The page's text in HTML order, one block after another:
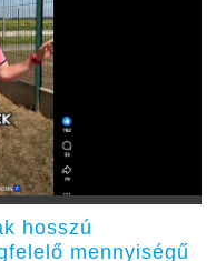
hosszú
mennyiségű